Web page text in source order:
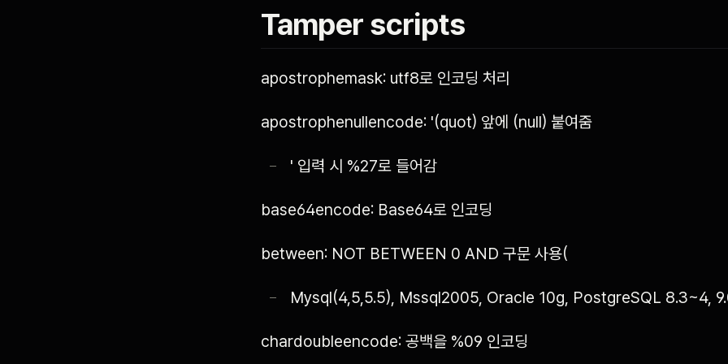
Tamper scripts
apostrophemask: utf8로 인코딩 처리
apostrophenullencode: '(quot) 앞에 (null) 붙여줌
' 입력 시 %27로 들어감
base64encode: Base64로 인코딩
between: NOT BETWEEN 0 AND 구문 사용(
Mysql(4,5,5.5), Mssql2005, Oracle 10g, PostgreSQL 8.3~4,
chardoubleencode: 공백을 %09 인코딩